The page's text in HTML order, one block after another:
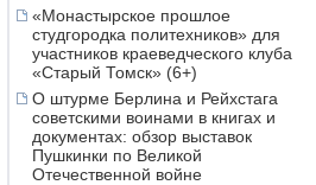
«Монастырское прошлое
студгородка политехников» для
участников краеведческого клуба
«Старый Томск» (6+)
О штурме Берлина и Рейхстага
советскими воинами в книгах и
документах: обзор выставок
Пушкинки по Великой
Отечественной войне